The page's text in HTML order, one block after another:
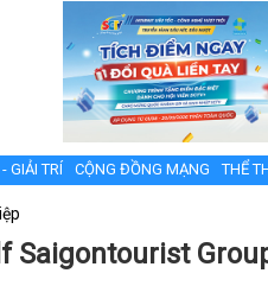
GIẢI TRÍ CỘNG ĐỒNG MẠNG THỂ
Saigontourist